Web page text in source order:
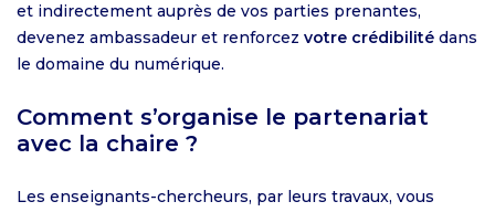
et indirectement auprès de vos parties prenantes,
devenez ambassadeur et renforcez votre crédibilité dans
le domaine du numérique.
Comment s’organise le partenariat
avec la chaire ?
Les enseignants-chercheurs, par leurs travaux, vous